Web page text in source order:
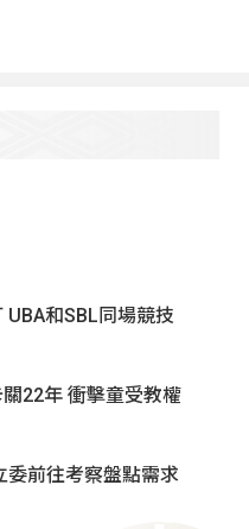
和SBL同場競技
22年 衝擊童受教權
委前往考察盤點需求